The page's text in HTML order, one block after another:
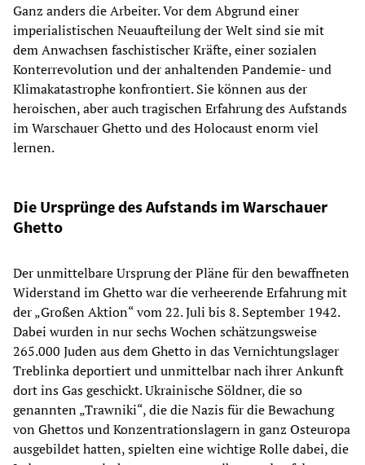
Ganz anders die Arbeiter. Vor dem Abgrund einer
imperialistischen Neuaufteilung der Welt sind sie mit
dem Anwachsen faschistischer Kräfte, einer sozialen
Konterrevolution und der anhaltenden Pandemie- und
Klimakatastrophe konfrontiert. Sie können aus der
heroischen, aber auch tragischen Erfahrung des Aufstands
im Warschauer Ghetto und des Holocaust enorm viel
lernen.
Die Ursprünge des Aufstands im Warschauer
Ghetto
Der unmittelbare Ursprung der Pläne für den bewaffneten
Widerstand im Ghetto war die verheerende Erfahrung mit
der „Großen Aktion“ vom 22. Juli bis 8. September 1942.
Dabei wurden in nur sechs Wochen schätzungsweise
265.000 Juden aus dem Ghetto in das Vernichtungslager
Treblinka deportiert und unmittelbar nach ihrer Ankunft
dort ins Gas geschickt. Ukrainische Söldner, die so
genannten „Trawniki“, die die Nazis für die Bewachung
von Ghettos und Konzentrationslagern in ganz Osteuropa
ausgebildet hatten, spielten eine wichtige Rolle dabei, die